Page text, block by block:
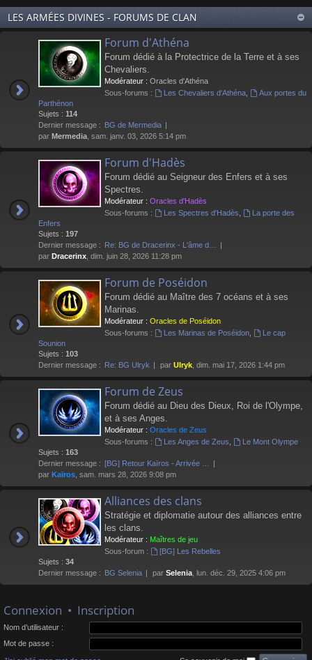
LES ARMÉES DIVINES - FORUMS DE CLAN
Forum d'Athéna
Forum dédié à la Protectrice de la Terre et à ses
Chevaliers.
Modérateur : Oracles d'Athéna
Sous-forums :
Les Chevaliers d'Athéna,
Aux portes du
Parthénon
Sujets : 114
Dernier message : BG de Mermedia
par Mermedia , sam. janv. 03, 2026 5:14 pm
Forum d'Hadès
Forum dédié au Seigneur des Enfers et à ses
Spectres.
Modérateur : Oracles d'Hadès
Sous-forums :
Les Spectres d'Hadès
La porte des
Enfers
Sujets : 197
Dernier message : Re: BG de Dracerinx - L'âme d…
par Dracerinx , dim. juin 28, 2026 11:28 pm
Forum de Poséidon
Forum dédié au Maître des 7 océans et à ses
Marinas.
Modérateur : Oracles de Poséidon
Sous-forums :
Les Marinas de Poséidon,
Le cap
Sounion
Sujets : 103
Dernier message : Re: BG Ulryk par Ulryk , dim. mai 17, 2026 1:44 pm
Forum de Zeus
Forum dédié au Dieu des Dieux, Roi de l'Olympe,
et à ses Anges.
Modérateur : Oracles de Zeus
Sous-forums :
Les Anges de Zeus
Le Mont Olympe
Sujets : 163
Dernier message : [BG] Retour Kaïros - Arrivée …
par Kaïros , sam. mars 28, 2026 9:08 pm
Alliances des clans
Stratégie et diplomatie autour des alliances entre
les clans.
Modérateur : Maîtres de jeu
Sous-forum :
[BG] Les Rebelles
Sujets : 34
Dernier message : BG Selenia par Selenia , lun. déc. 29, 2025 4:06 pm
Connexion • Inscription
Nom d’utilisateur :
Mot de passe :